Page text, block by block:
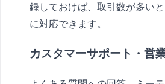
録しておけば、取引数が多い
に対応できます。
カスタマーサポート・営